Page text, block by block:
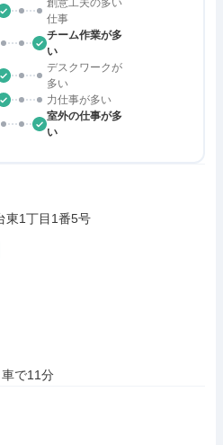
創意工夫の多い
仕事
チーム作業が多
い
デスクワークが
多い
力仕事が多い
室外の仕事が多
い
東1丁目1番5号
で11分